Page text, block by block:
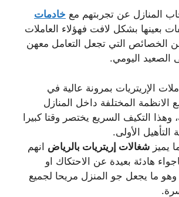
المنازل عن تجربتهم مع خادمات
بعينها بشكل لافت فهؤلاء العاملات
الخصائص التي تجعل التعامل معهن
الصعيد اليومي.
الإريتريات بمرونة عالية في
الانظمة المختلفة داخل المنازل
وهذا التكيف السريع يختصر وقتا كبيرا
الأولى.
يميز شغالات إريتريات بالرياض انهم
هادئة بعيدة عن الاحتكاك او
ما يجعل جو المنزل مريحا لجميع